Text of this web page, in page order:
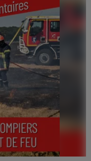
habitations et
de personnes.